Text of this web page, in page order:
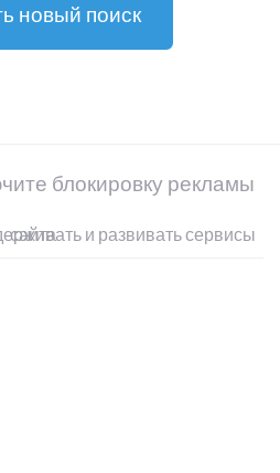
новый поиск
блокировку рекламы
Реклама помогает поддерживать и развивать сервисы сайта